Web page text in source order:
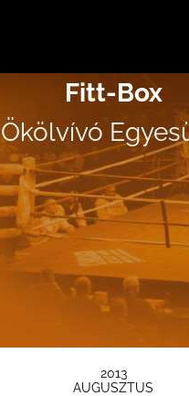
Fitt-Box
Ökölvívó
2013
AUGUSZTUS